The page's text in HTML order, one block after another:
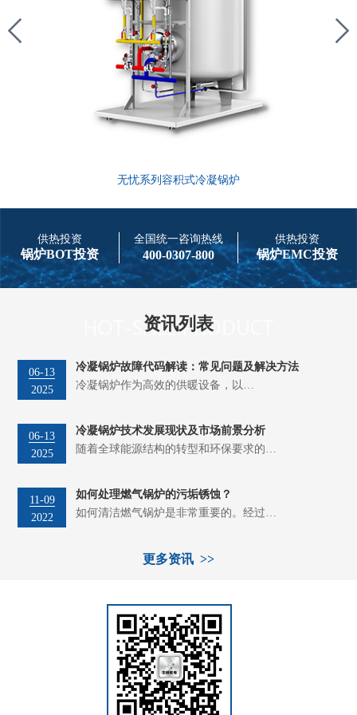
无忧系列容积式冷凝锅炉
供热投资
锅炉BOT投资
全国统一咨询热线
400-0307-800
供热投资
锅炉EMC投资
资讯列表
06-13
2025
冷凝锅炉故障代码解读：常见问题及解决方法
冷凝锅炉作为高效的供暖设备，以…
06-13
2025
冷凝锅炉技术发展现状及市场前景分析
随着全球能源结构的转型和环保要求的…
11-09
2022
如何处理燃气锅炉的污垢锈蚀？
如何清洁燃气锅炉是非常重要的。经过…
更多资讯 >>